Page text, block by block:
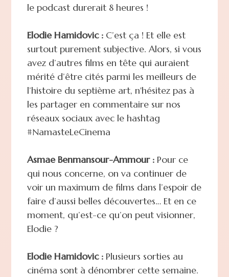
le podcast durerait 8 heures !
Elodie Hamidovic :C’est ça ! Et elle est
surtout purement subjective. Alors, si vous
avez d’autres films en tête qui auraient
mérité d’être cités parmi les meilleurs de
l’histoire du septième art, n'hésitez pas à
les partager en commentaire sur nos
réseaux sociaux avec le hashtag
#NamasteLeCinema
Asmae Benmansour-Ammour :Pour ce
qui nous concerne, on va continuer de
voir un maximum de films dans l’espoir de
faire d’aussi belles découvertes… Et en ce
moment, qu’est-ce qu’on peut visionner,
Elodie ?
Elodie Hamidovic :Plusieurs sorties au
cinéma sont à dénombrer cette semaine.